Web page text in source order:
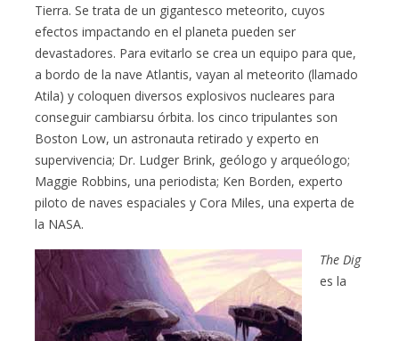
Tierra. Se trata de un gigantesco meteorito, cuyos
efectos impactando en el planeta pueden ser
devastadores. Para evitarlo se crea un equipo para que,
a bordo de la nave Atlantis, vayan al meteorito (llamado
Atila) y coloquen diversos explosivos nucleares para
conseguir cambiarsu órbita. los cinco tripulantes son
Boston Low, un astronauta retirado y experto en
supervivencia; Dr. Ludger Brink, geólogo y arqueólogo;
Maggie Robbins, una periodista; Ken Borden, experto
piloto de naves espaciales y Cora Miles, una experta de
la NASA.
The Dig
es la